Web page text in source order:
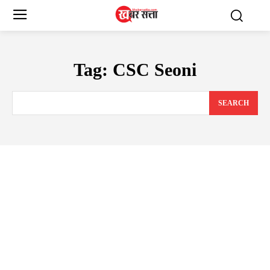
Tag: CSC Seoni
SEARCH